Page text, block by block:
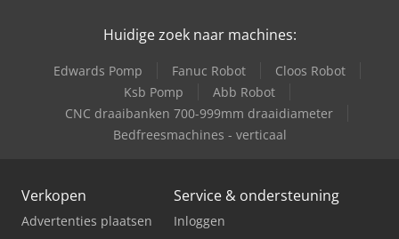
Huidige zoek naar machines:
Edwards Pomp Fanuc Robot
Cloos Robot
Ksb Pomp
Abb Robot
CNC draaibanken 700-999mm draaidiameter
Bedfreesmachines - verticaal
Verkopen
Advertenties plaatsen
Service & ondersteuning
Inloggen